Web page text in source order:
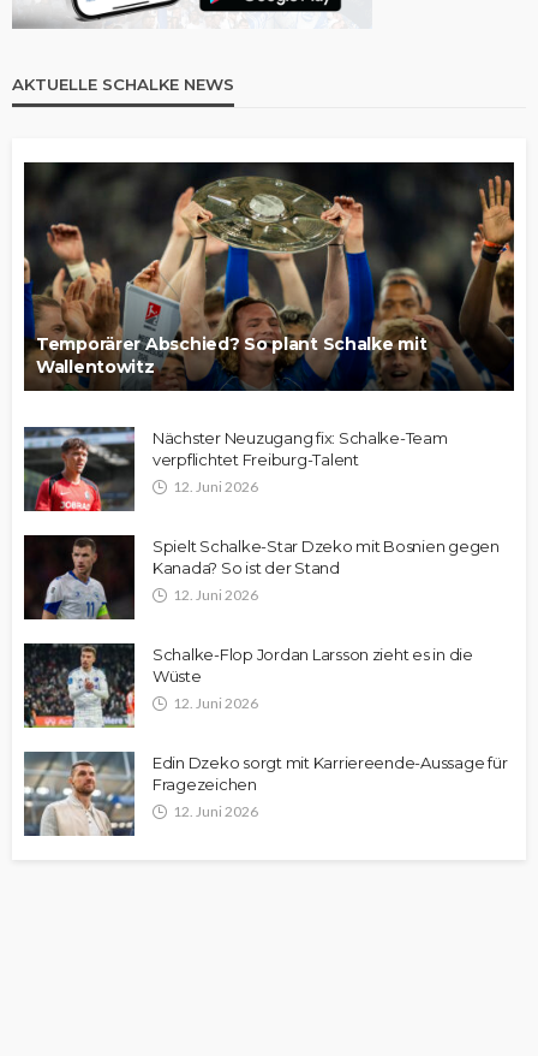
AKTUELLE SCHALKE NEWS
Temporärer Abschied? So plant Schalke mit
Wallentowitz
Nächster Neuzugang fix: Schalke-Team
verpflichtet Freiburg-Talent
12. Juni 2026
Spielt Schalke-Star Dzeko mit Bosnien gegen
Kanada? So ist der Stand
12. Juni 2026
Schalke-Flop Jordan Larsson zieht es in die
Wüste
12. Juni 2026
Edin Dzeko sorgt mit Karriereende-Aussage für
Fragezeichen
12. Juni 2026